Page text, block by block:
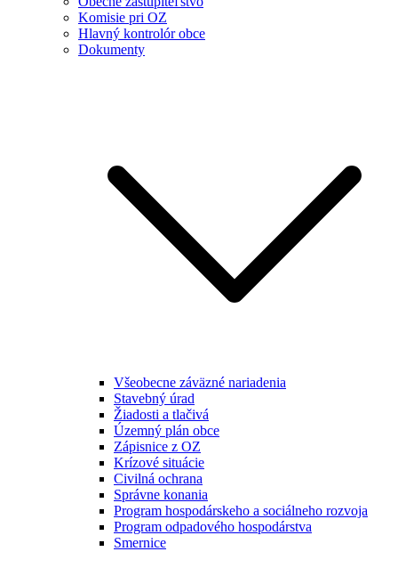
Komisie pri OZ
Hlavný kontrolór obce
Dokumenty
Všeobecne záväzné nariadenia
Stavebný úrad
Žiadosti a tlačivá
Územný plán obce
Zápisnice z OZ
Krízové situácie
Civilná ochrana
Správne konania
Program hospodárskeho a sociálneho rozvoja
Program odpadového hospodárstva
Smernice